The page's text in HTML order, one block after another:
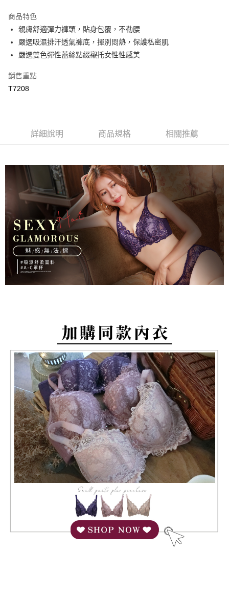
Apple Pay
街口支付
1.本服務由台灣大哥大提供，台灣大哥大用戶可立即使用無須另外申請。
3.實際核准額度、可分期數及費用金額請依後續交易確認頁面所載為準。
4.訂單成立30分鐘內，如未前往確認交易或遇審核未通過，訂單將自動取
消。如遇「轉專審核」未通過狀況，表示未達大哥付你分期系統評分，恕無
法說明評估內容。
【繳款方式說明】
1.分期款項不併入電信帳單，「大哥付你分期」於每月結算日後寄送繳費提
醒簡訊。
2.透過簡訊連結打開帳單後，可選擇「超商條碼／台灣大直營門市／銀行轉
帳／街口支付／iPASS MONEY」等通路繳費。
【注意事項】
1.本服務係由「台灣大哥大股份有限公司」（以下簡稱本公司）所提供，讓
用戶於交易時，得透過本服務購買商品或服務，並由商店將買賣／分期付款
3.完整用戶服務條款，請詳閱以下連結：https://oppay.tw/userRule
AFTEE先享後付
AFTEE先享後付是「在收到商品之後才付款」的支付方式。 讓您購物簡單
便利好安心！
１．簡單：不需註冊會員、不需綁卡、不需儲值。
２．便利：只要手機號碼，簡訊認證，即可結帳。
３．安心：先確認商品／服務後，再付款。
【「AFTEE先享後付」結帳流程】
１．於結帳方式選擇「AFTEE先享後付」後，將跳轉至「AFTEE先享後付」
結帳頁面，進行簡訊認證並確認金額後，即可完成結帳。
２．訂單成立數日內，您將收到繳費通知簡訊。
３．收到繳費通知簡訊後14天內，點擊此簡訊中的連結，可透過四大超商／
ATM／網路銀行／等多元方式進行付款，方視為交易完成。
※ 請注意：結帳手續完成當下不需立刻繳費，但若您需要取消訂單，請聯絡
購買商品的店家。未經商家同意取消之訂單仍視為有效，需透過AFTEE先享
https://netprotections.freshdesk.com/support/home
１．透過由恩沛科技股份有限公司提供之「AFTEE先享後付」服務完成之交
易，需依本服務之必要範圍內提供個人資料，並將交易相關給付款項請求債
權轉讓予恩沛科技股份有限公司。
２．關於個人資料處理事宜，請瀏覽以下網址：
https://aftee.tw/terms/#terms3
３．未成年的使用者請事先徵得法定代理人或監護人之同意方可使用
「AFTEE先享後付」，若未經同意申辦者引起之損失，本公司不負相關責
任。
４．使用「AFTEE先享後付」時，將依據個別帳號之用戶狀況，依本公司即
時審查核予不同之上限額度；若仍有額度不足之情形，本公司將視審查結果
請求用戶進行身份認證。
５．嚴禁一人註冊多個帳號或使用他人資訊註冊。若發現惡意使用之情形，
恩沛科技股份有限公司將有權停止該用戶之使用額度並採取法律行動。
Hami Point
相關說明
「Hami Point」為中華電信所提供之點數服務，可於會員專區綁定中華電信
會員帳號後，即可在購物車使用 Hami Point 折抵消費金額 (1點等於1元)。
ATM付款
貨到付款
運送方式
全家取貨付款
每筆NT$80，滿NT$499(含以上)免運費
每筆NT$80，滿NT$799(含以上)免運費
付款後萊爾富取貨
每筆NT$80，滿NT$799(含以上)免運費
7-11取貨付款
每筆NT$80，滿NT$799(含以上)免運費
付款後7-11取貨
每筆NT$80，滿NT$799(含以上)免運費
7-11取貨(快速到店)
每筆NT$90
每筆NT$80，滿NT$890(含以上)免運費
每筆NT$120
商品特色
親膚舒適彈力褲頭，貼身包覆，不勒腰
嚴選吸濕排汗透氣褲底，揮別悶熱，保護私密肌
嚴選雙色彈性蕾絲點綴襯托女性性感美
銷售重點
T7208
詳細說明 商品規格 相關推薦